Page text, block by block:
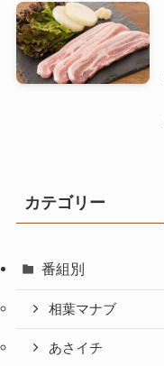
カテゴリー
番組別
相葉マナブ
あさイチ